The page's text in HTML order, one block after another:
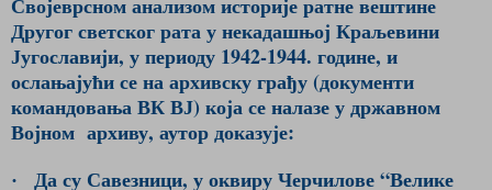
Другог светског рата у некадашњој Краљевини
Југославији, у периоду 1942-1944. године, и
ослањајући се на архивску грађу (документи
командовања ВК ВЈ) која се налазе у државном
Војном архиву, аутор доказује:
·
Да су Савезници, у оквиру Черчилове “Велике